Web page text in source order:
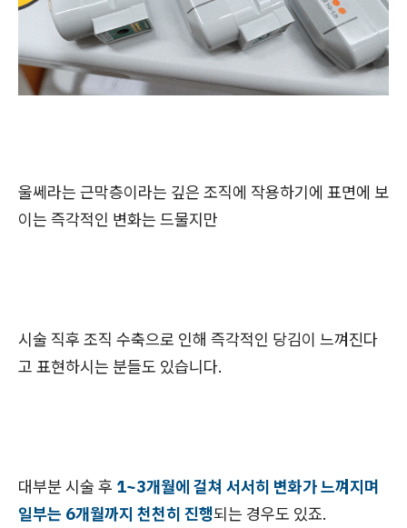
울쎄라는 근막층이라는 깊은 조직에 작용하기에 표면에 보
이는 즉각적인 변화는 드물지만
시술 직후 조직 수축으로 인해 즉각적인 당김이 느껴진다
고 표현하시는 분들도 있습니다.
대부분 시술 후 1~3개월에 걸쳐 서서히 변화가 느껴지며
일부는 6개월까지 천천히 진행되는 경우도 있죠.